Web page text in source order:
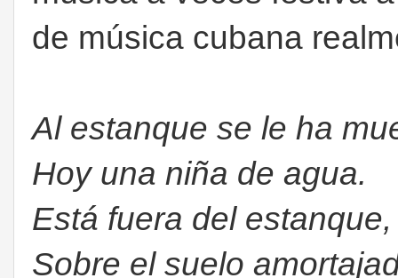
de música cubana
Al estanque se le ha
Hoy una niña de agua.
Está fuera del estanque,
Sobre el suelo